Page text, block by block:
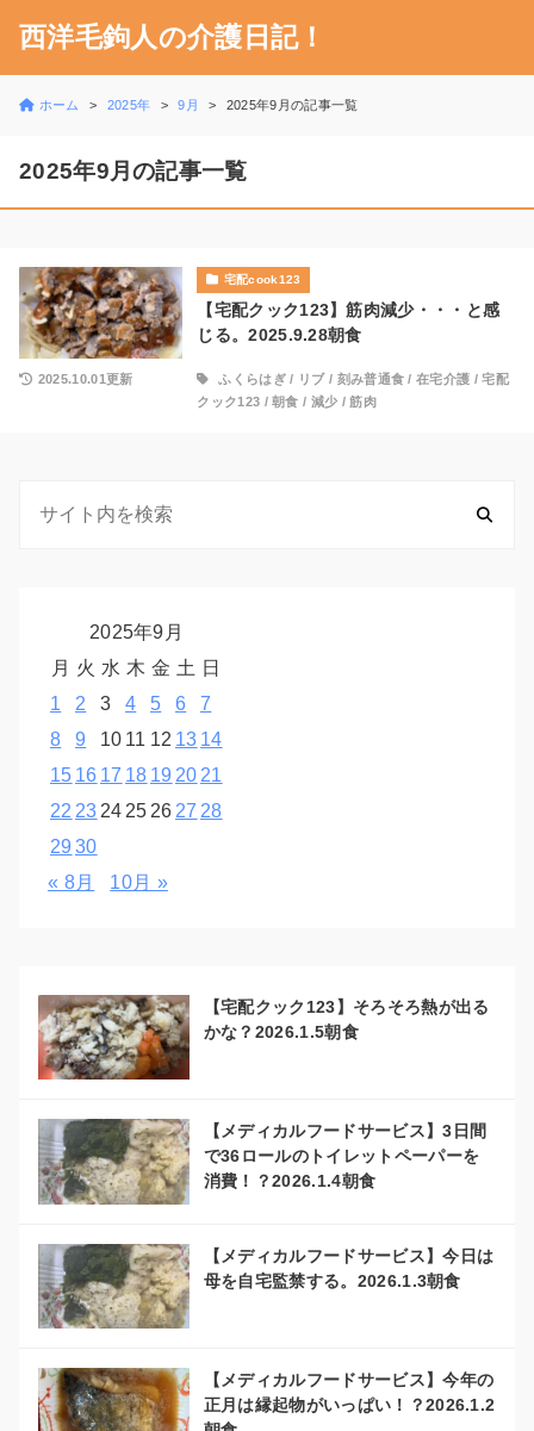
西洋毛鉤人の介護日記！
ホーム 2025年 9月 2025年9月の記事一覧
2025年9月の記事一覧
宅配cook123
【宅配クック123】筋肉減少・・・と感
じる。2025.9.28朝食
2025.10.01更新 ふくらはぎ/ リブ/ 刻み普通食 /在宅介護 /宅配
クック123 /朝食 / 減少 /筋肉
2025年9月
月 火 水 木 金 土 日
1
2 3 4 5 6
7
8
9 10 11 12 13 14
15 16 17 18 19 20 21
22 23 24 25 26 27 28
29 30
« 8月
10月 »
【宅配クック123】そろそろ熱が出る
かな？2026.1.5朝食
【メディカルフードサービス】3日間
で36ロールのトイレットペーパーを
消費！？2026.1.4朝食
【メディカルフードサービス】今日は
母を自宅監禁する。2026.1.3朝食
【メディカルフードサービス】今年の
正月は縁起物がいっぱい！？2026.1.2